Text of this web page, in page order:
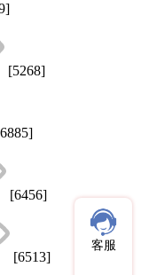
[5268]
[6456]
[6513]
客服